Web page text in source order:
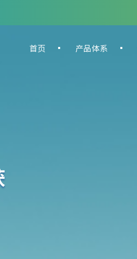
首页 产品体系